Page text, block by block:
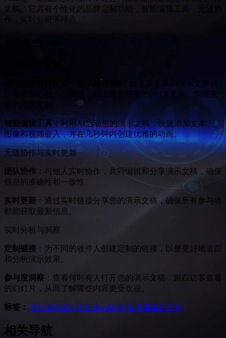
文稿。它具有个性化的品牌定制功能，智能编辑工具，无缝协
作，实时分析等特点。
：提供超过100个由主题专家和演示文稿设
计专家精心制作的模板，或上传您现有的PPTX文件，实现完
智能编辑工具：利用AI启动您的演示文稿，快速添加文本、
图像和视频嵌入，并在几秒钟内创建优雅的动画。
无缝协作与实时更新
团队协作 ：与他人实时协作，共同编辑和分享演示文稿，确保
信息的准确性和一致性。
实时更新 ：通过实时链接分享您的演示文稿，确保所有参与者
都能获取最新信息。
实时分析与洞察
定制链接 ：为不同的收件人创建定制的链接，以便更好地追踪
和分析演示效果。
参与度洞察 ：查看何时有人打开您的演示文稿，跟踪访客查看
的幻灯片，从而了解哪些内容更受欢迎。
标签： 团队协作EN 团队演示软件 快速编辑幻灯片
相关导航